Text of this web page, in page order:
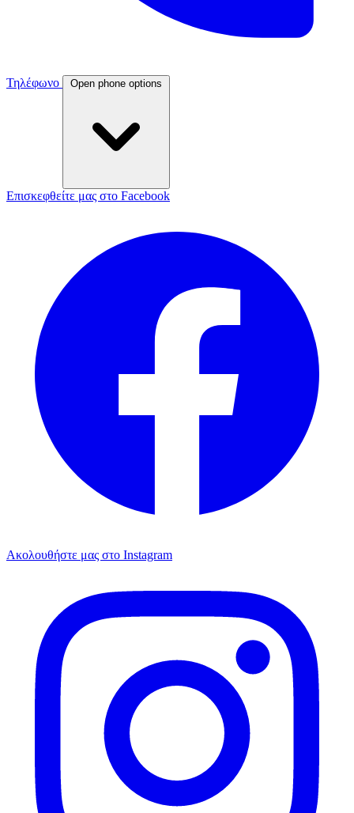
Τηλέφωνο Open phone options
Επισκεφθείτε μας στο Facebook
Ακολουθήστε μας στο Instagram